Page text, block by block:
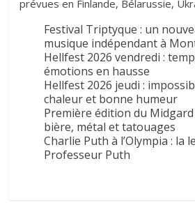
prévues en Finlande, Bélarussie,
Festival Triptyque : un
musique indépendant à
Hellfest 2026 vendredi :
émotions en hausse
Hellfest 2026 jeudi :
chaleur et bonne humeur
Première édition du
bière, métal et tatouages
Charlie Puth à l’Olympia : la
Professeur Puth